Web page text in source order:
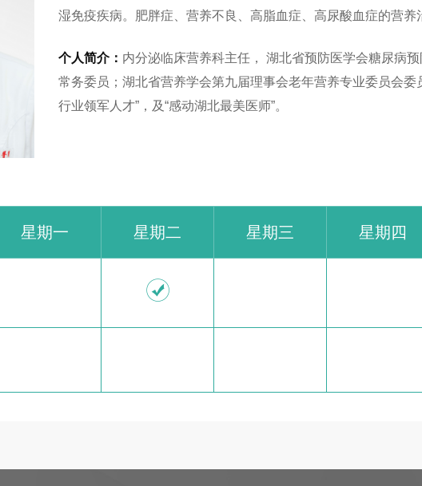
湿免疫疾病。肥胖症、营养不良、高脂血症、高尿酸血症的营养
个人简介： 内分泌临床营养科主任， 湖北省预防医学会糖尿病
常务委员；湖北省营养学会第九届理事会老年营养专业委员会
行业领军人才”，及“感动湖北最美医师”。
星期一 星期二 星期三 星期四
